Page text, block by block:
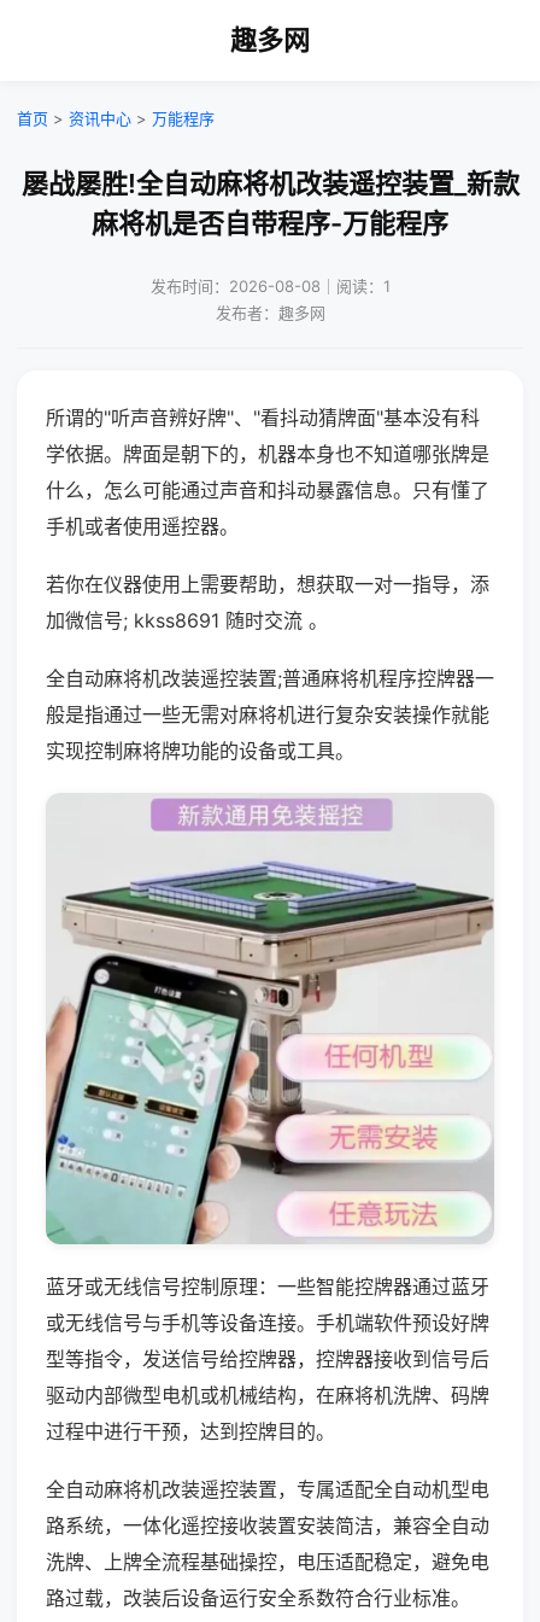
趣多网
首页 > 资讯中心 > 万能程序
屡战屡胜!全自动麻将机改装遥控装置_新款
麻将机是否自带程序-万能程序
发布时间：2026-08-08｜阅读：1
发布者：趣多网
所谓的"听声音辨好牌"、"看抖动猜牌面"基本没有科
学依据。牌面是朝下的，机器本身也不知道哪张牌是
什么，怎么可能通过声音和抖动暴露信息。只有懂了
手机或者使用遥控器。
若你在仪器使用上需要帮助，想获取一对一指导，添
加微信号; kkss8691 随时交流 。
全自动麻将机改装遥控装置;普通麻将机程序控牌器一
般是指通过一些无需对麻将机进行复杂安装操作就能
实现控制麻将牌功能的设备或工具。
蓝牙或无线信号控制原理：一些智能控牌器通过蓝牙
或无线信号与手机等设备连接。手机端软件预设好牌
型等指令，发送信号给控牌器，控牌器接收到信号后
驱动内部微型电机或机械结构，在麻将机洗牌、码牌
过程中进行干预，达到控牌目的。
全自动麻将机改装遥控装置，专属适配全自动机型电
路系统，一体化遥控接收装置安装简洁，兼容全自动
洗牌、上牌全流程基础操控，电压适配稳定，避免电
路过载，改装后设备运行安全系数符合行业标准。